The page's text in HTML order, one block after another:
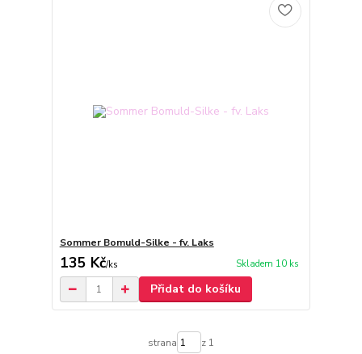
Sommer Bomuld-Silke - fv. Laks
135 Kč/ks Skladem 10 ks
Přidat do košíku
strana z 1